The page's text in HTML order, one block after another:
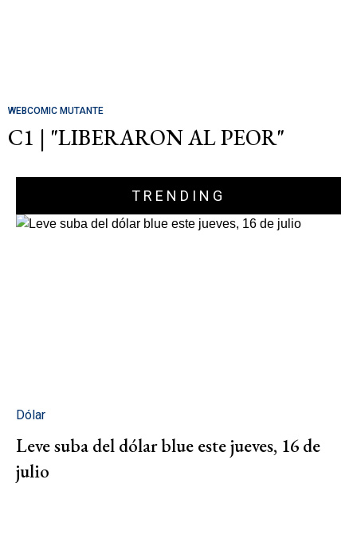
WEBCOMIC MUTANTE
C1 | "LIBERARON AL PEOR"
TRENDING
Dólar
Leve suba del dólar blue este jueves, 16 de
julio